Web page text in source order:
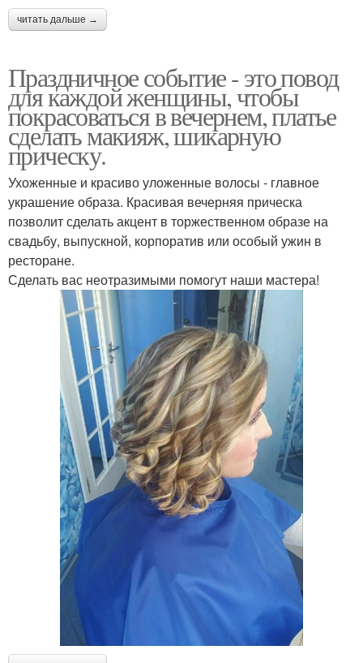
читать дальше →
Праздничное событие - это повод
для каждой женщины, чтобы
покрасоваться в вечернем, платье
сделать макияж, шикарную
прическу.
Ухоженные и красиво уложенные волосы - главное
украшение образа. Красивая вечерняя прическа
позволит сделать акцент в торжественном образе на
свадьбу, выпускной, корпоратив или особый ужин в
ресторане.
Сделать вас неотразимыми помогут наши мастера!